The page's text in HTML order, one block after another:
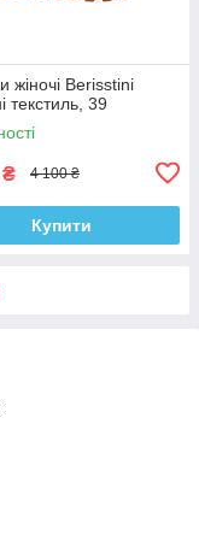
жіночі Berisstini
текстиль, 39
₴ 4 100 ₴
Купити